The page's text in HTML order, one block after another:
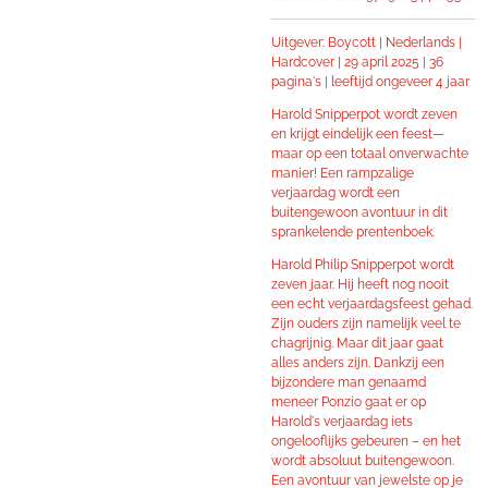
Uitgever: Boycott | Nederlands |
Hardcover | 29 april 2025 | 36
pagina's | leeftijd ongeveer 4 jaar
Harold Snipperpot wordt zeven
en krijgt eindelijk een feest—
maar op een totaal onverwachte
manier! Een rampzalige
verjaardag wordt een
buitengewoon avontuur in dit
sprankelende prentenboek.
Harold Philip Snipperpot wordt
zeven jaar. Hij heeft nog nooit
een echt verjaardagsfeest gehad.
Zijn ouders zijn namelijk veel te
chagrijnig. Maar dit jaar gaat
alles anders zijn. Dankzij een
bijzondere man genaamd
meneer Ponzio gaat er op
Harold's verjaardag iets
ongelooflijks gebeuren – en het
wordt absoluut buitengewoon.
Een avontuur van jewelste op je